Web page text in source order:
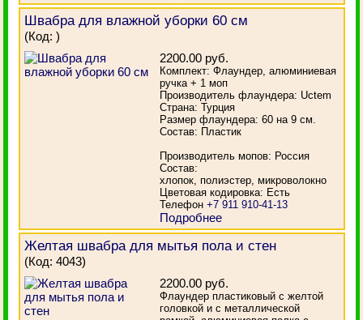
Швабра для влажной уборки 60 см
(Код:)
2200.00 руб.
Комплект: Флаундер, алюминиевая
ручка + 1 моп
Производитель флаундера: Uctem
Страна: Турция
Размер флаундера: 60 на 9 см.
Состав: Пластик
Производитель мопов: Россия
Состав:
хлопок, полиэстер, микроволокно
Цветовая кодировка: Есть
Телефон+7 911 910-41-13
Подробнее
Желтая швабра для мытья пола и стен
(Код:4043)
2200.00 руб.
Флаундер пластиковый с желтой
головкой и с металлической